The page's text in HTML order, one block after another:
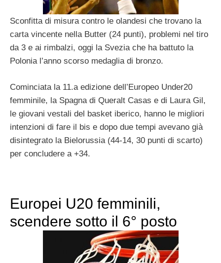
Sconfitta di misura contro le olandesi che trovano la
carta vincente nella Butter (24 punti), problemi nel tiro
da 3 e ai rimbalzi, oggi la Svezia che ha battuto la
Polonia l’anno scorso medaglia di bronzo.
Cominciata la 11.a edizione dell’Europeo Under20
femminile, la Spagna di Queralt Casas e di Laura Gil,
le giovani vestali del basket iberico, hanno le migliori
intenzioni di fare il bis e dopo due tempi avevano già
disintegrato la Bielorussia (44-14, 30 punti di scarto)
per concludere a +34.
Europei U20 femminili,
scendere sotto il 6° posto